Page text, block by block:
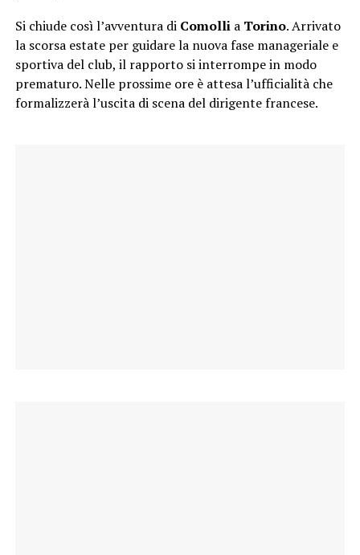
Si chiude così l’avventura di Comollia Torino. Arrivato
la scorsa estate per guidare la nuova fase manageriale e
sportiva del club, il rapporto si interrompe in modo
prematuro. Nelle prossime ore è attesa l’ufficialità che
formalizzerà l’uscita di scena del dirigente francese.